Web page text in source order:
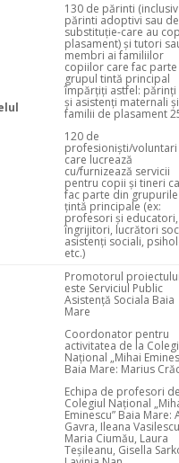
130 de părinti (inclusiv
părinti adoptivi sau de
substituție-care au
plasament) și tutori
membri ai familiilor
copiilor care fac
grupul tintă principal
împărțiți astfel: părinți
și asistenți maternali și
familii de plasament
120 de
profesioniști/voluntari
care lucrează
cu/furnizează servicii
pentru copii și tineri
fac parte din grupurile
țintă principale (ex:
profesori și educatori,
îngrijitori, lucrători
asistenți sociali,
etc.)
Promotorul
este Serviciul Public
Asistență Sociala Baia
Mare
Coordonator pentru
activitatea de la
Național „Mihai
Baia Mare: Marius
Echipa de profesori
Colegiul Național
Eminescu” Baia Mare:
Gavra, Ileana
Maria Ciumău, Laura
Teșileanu, Gisella